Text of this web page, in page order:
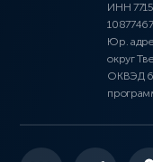
ИНН
Юр.
округ
ОКВЭД